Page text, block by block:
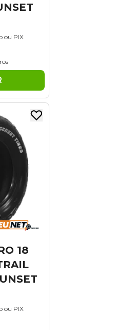
ou PIX
18
ou PIX